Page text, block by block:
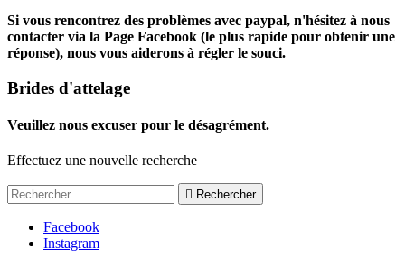
Si vous rencontrez des problèmes avec paypal, n'hésitez à nous
contacter via la Page Facebook (le plus rapide pour obtenir une
réponse), nous vous aiderons à régler le souci.
Brides d'attelage
Veuillez nous excuser pour le désagrément.
Effectuez une nouvelle recherche
 Rechercher
Facebook
Instagram